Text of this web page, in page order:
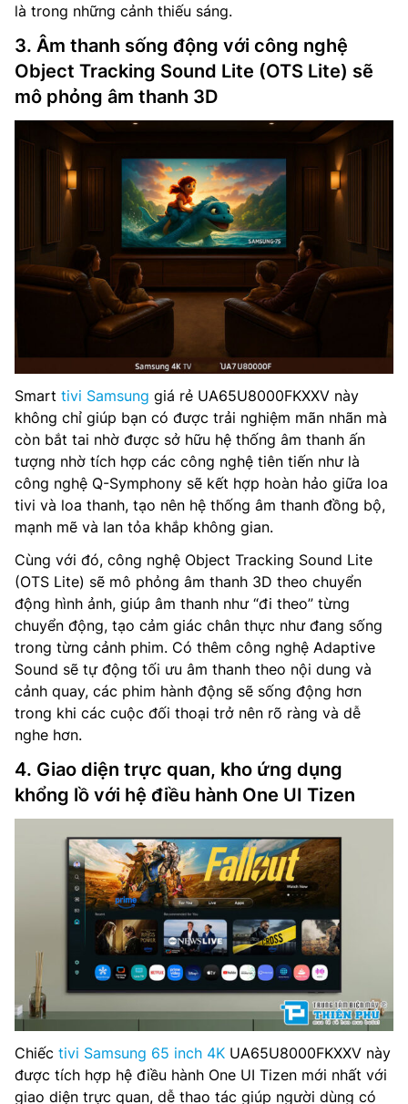
là trong những cảnh thiếu sáng.
3. Âm thanh sống động với công nghệ
Object Tracking Sound Lite (OTS Lite) sẽ
mô phỏng âm thanh 3D
Smart tivi Samsung giá rẻ UA65U8000FKXXV này
không chỉ giúp bạn có được trải nghiệm mãn nhãn mà
còn bắt tai nhờ được sở hữu hệ thống âm thanh ấn
tượng nhờ tích hợp các công nghệ tiên tiến như là
công nghệ Q-Symphony sẽ kết hợp hoàn hảo giữa loa
tivi và loa thanh, tạo nên hệ thống âm thanh đồng bộ,
mạnh mẽ và lan tỏa khắp không gian.
Cùng với đó, công nghệ Object Tracking Sound Lite
(OTS Lite) sẽ mô phỏng âm thanh 3D theo chuyển
động hình ảnh, giúp âm thanh như “đi theo” từng
chuyển động, tạo cảm giác chân thực như đang sống
trong từng cảnh phim. Có thêm công nghệ Adaptive
Sound sẽ tự động tối ưu âm thanh theo nội dung và
cảnh quay, các phim hành động sẽ sống động hơn
trong khi các cuộc đối thoại trở nên rõ ràng và dễ
nghe hơn.
4. Giao diện trực quan, kho ứng dụng
khổng lồ với hệ điều hành One UI Tizen
Chiếc tivi Samsung 65 inch 4K UA65U8000FKXXV này
được tích hợp hệ điều hành One UI Tizen mới nhất với
giao diện trực quan, dễ thao tác giúp người dùng có